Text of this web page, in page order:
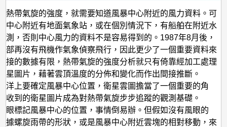
察
和
預
測
熱
帶
氣
旋？
熱帶氣旋的強度，就需要知道風暴中心附近的風力資料。可
中心附近有地面氣象站，或在個別情況下，有船舶在附近水
測，否則中心風力的資料不是容易得到的。1987年8月後，
部再沒有飛機作氣象偵察飛行，因此更少了一個重要資料來
接的數據有限，熱帶氣旋的強度分析就只有倚靠經加工處理
星圖片，藉著雲頂溫度的分佈和變化而作出間接推斷。
洋上要確定風暴中心位置，衛星雲圖擔當了一個重要的角
收到的衛星圖片成為對熱帶氣旋步步追蹤的觀測基礎。
眼標記風暴中心的位置，事情倒易辦。但假如沒有風眼的
據螺旋雨帶的形狀，或是風暴中心附近雲塊的相對移動，來